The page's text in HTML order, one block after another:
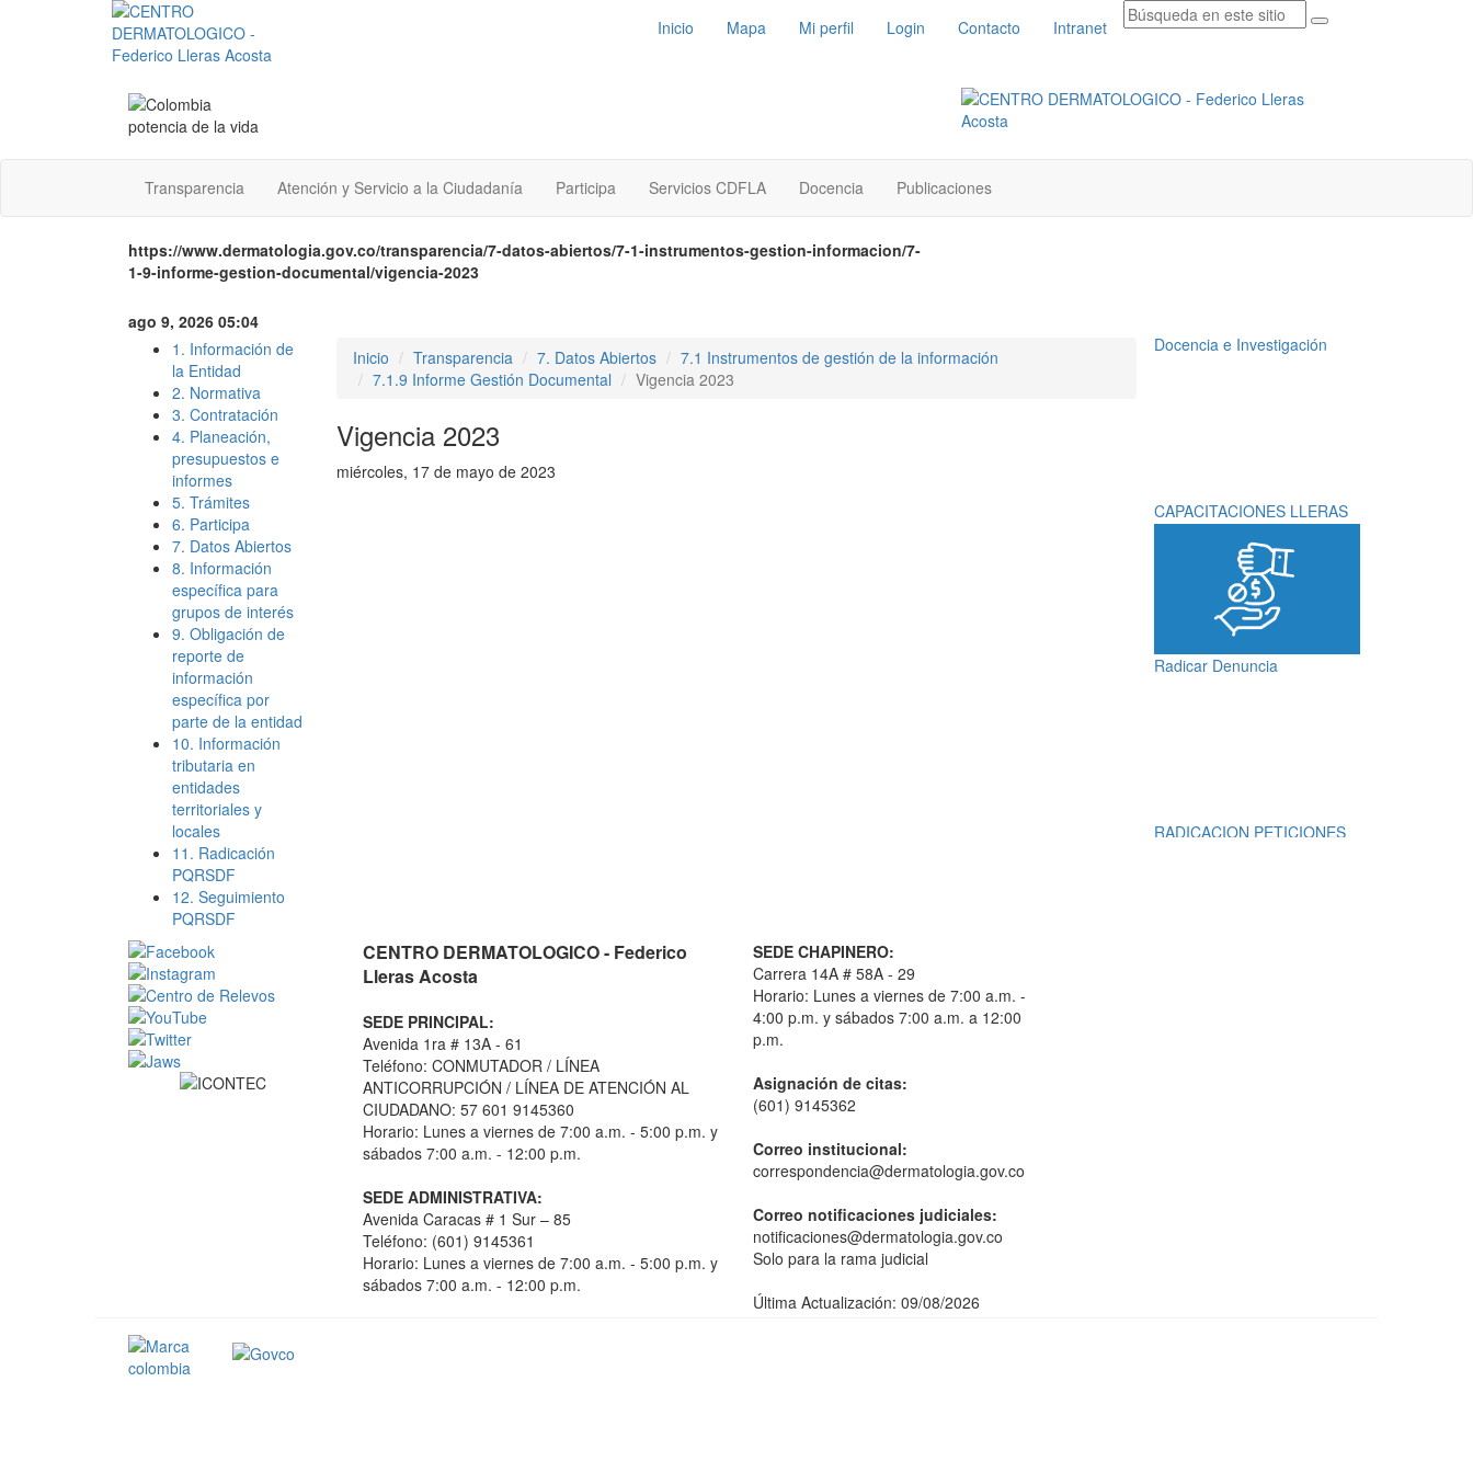
Inicio Mapa Mi perfil Login Contacto Intranet
Transparencia Atención y Servicio a la Ciudadanía Participa Servicios CDFLA Docencia Publicaciones
https://www.dermatologia.gov.co/transparencia/7-datos-abiertos/7-1-instrumentos-gestion-informacion/7-
1-9-informe-gestion-documental/vigencia-2023
ago 9, 2026 05:04
1. Información de
la Entidad
2. Normativa
3. Contratación
4. Planeación,
presupuestos e
informes
5. Trámites
6. Participa
7. Datos Abiertos
8. Información
específica para
grupos de interés
9. Obligación de
reporte de
información
específica por
parte de la entidad
10. Información
tributaria en
entidades
territoriales y
locales
11. Radicación
PQRSDF
12. Seguimiento
PQRSDF
Inicio Transparencia 7. Datos Abiertos
7.1 Instrumentos de gestión de la información
7.1.9 Informe Gestión Documental
Vigencia 2023
Vigencia 2023
miércoles, 17 de mayo de 2023
RADICACION ORFEO
Docencia e Investigación
CAPACITACIONES LLERAS
Radicar Denuncia
RADICACION PETICIONES
CENTRO DERMATOLOGICO - Federico
Lleras Acosta
SEDE PRINCIPAL:
Avenida 1ra # 13A - 61
Teléfono: CONMUTADOR / LÍNEA
ANTICORRUPCIÓN / LÍNEA DE ATENCIÓN AL
CIUDADANO: 57 601 9145360
Horario: Lunes a viernes de 7:00 a.m. - 5:00 p.m. y
sábados 7:00 a.m. - 12:00 p.m.
SEDE ADMINISTRATIVA:
Avenida Caracas # 1 Sur – 85
Teléfono: (601) 9145361
Horario: Lunes a viernes de 7:00 a.m. - 5:00 p.m. y
sábados 7:00 a.m. - 12:00 p.m.
SEDE CHAPINERO:
Carrera 14A # 58A - 29
Horario: Lunes a viernes de 7:00 a.m. -
4:00 p.m. y sábados 7:00 a.m. a 12:00
p.m.
Asignación de citas:
(601) 9145362
Correo institucional:
correspondencia@dermatologia.gov.co
Correo notificaciones judiciales:
notificaciones@dermatologia.gov.co
Solo para la rama judicial
Última Actualización: 09/08/2026